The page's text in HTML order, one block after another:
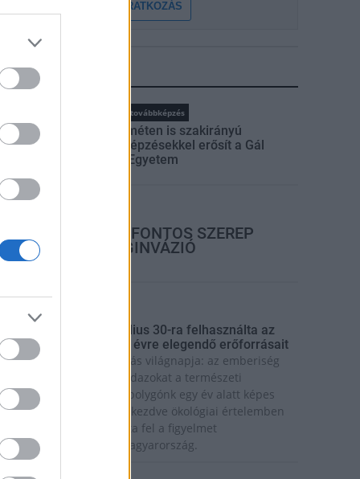
FELIRATKOZÁS
továbbképzés
Kecskeméten is szakirányú
továbbképzésekkel erősít a Gál
Ferenc Egyetem
A LAKOSSÁGRA IS FONTOS SZEREP
A SZÚNYOGINVÁZIÓ
ELKERÜLÉSÉBEN
Túlfogyasztás napja - július 30-ra felhasználta az
a Föld egész évre elegendő erőforrásait
Ma van idén a túlfogyasztás világnapja: az emberiség
eddigre használta fel mindazokat a természeti
amelyeket bolygónk egy év alatt képes
megújítani. Ettől a naptól kezdve ökológiai értelemben
már „hitelből élünk” – hívta fel a figyelmet
a WWF Magyarország.